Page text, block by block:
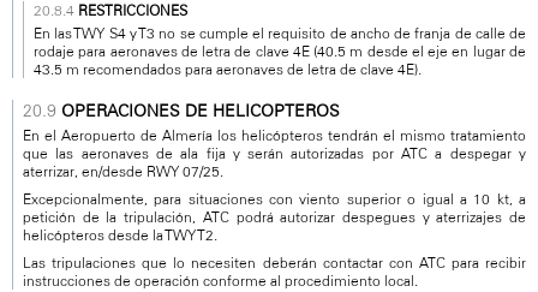
RESTRICCIONES
En las TWY S4 y T3 no se cumple el requisito de ancho de franja de calle de
rodaje para aeronaves de letra de clave 4E (40.5 m desde el eje en lugar de
43.5 m recomendados para aeronaves de letra de clave 4E).
OPERACIONES DE HELICOPTEROS
En el Aeropuerto de Almería los helicópteros tendrán el mismo tratamiento
que las aeronaves de ala fija y serán autorizadas por ATC a despegar y
aterrizar, en/desde RWY 07/25.
Excepcionalmente, para situaciones con viento superior o igual a 10 kt, a
petición de la tripulación, ATC podrá autorizar despegues y aterrizajes de
helicópteros desde la TWY T2.
Las tripulaciones que lo necesiten deberán contactar con ATC para recibir
instrucciones de operación conforme al procedimiento local.